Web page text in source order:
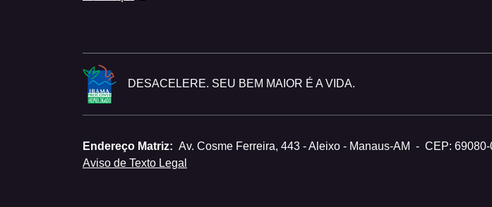
DESACELERE. SEU BEM MAIOR É A VIDA.
Endereço Matriz: Av. Cosme Ferreira, 443 - Aleixo - Manaus-AM - CEP:
Aviso de Texto Legal